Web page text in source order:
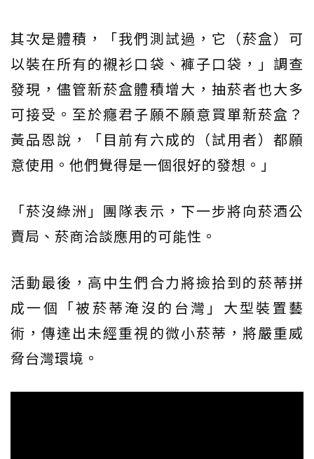
其次是體積，「我們測試過，它（菸盒）可
以裝在所有的襯衫口袋、褲子口袋，」調查
發現，儘管新菸盒體積增大，抽菸者也大多
可接受。至於癮君子願不願意買單新菸盒？
黃品恩說，「目前有六成的（試用者）都願
意使用。他們覺得是一個很好的發想。」
「菸沒綠洲」團隊表示，下一步將向菸酒公
賣局、菸商洽談應用的可能性。
活動最後，高中生們合力將撿拾到的菸蒂拼
成一個「被菸蒂淹沒的台灣」大型裝置藝
術，傳達出未經重視的微小菸蒂，將嚴重威
脅台灣環境。